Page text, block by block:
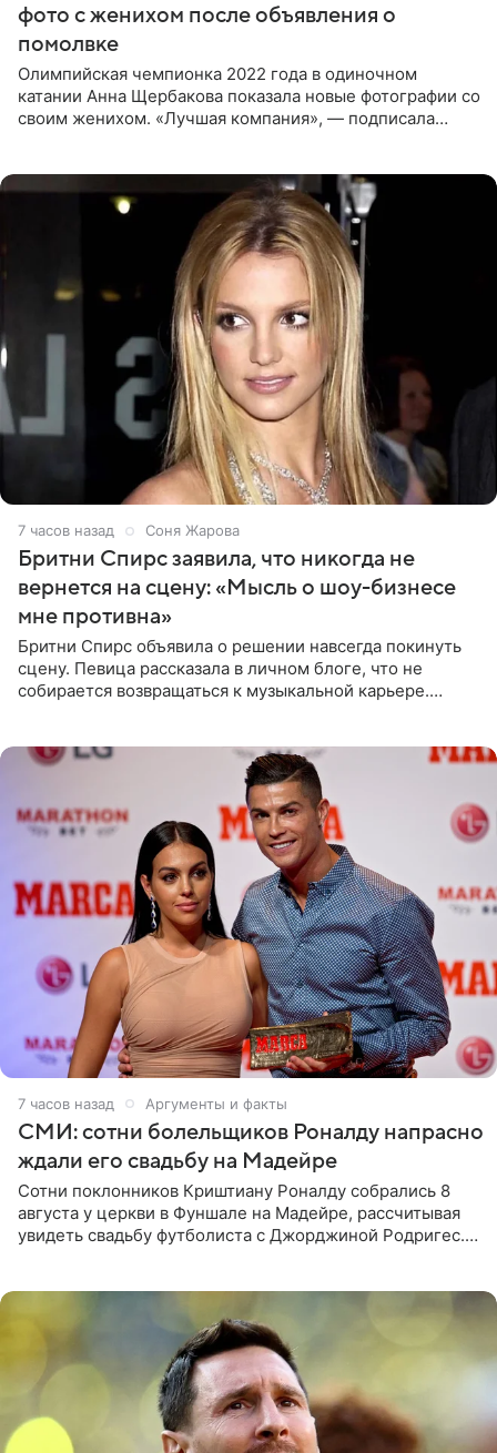
фото с женихом после объявления о
помолвке
Олимпийская чемпионка 2022 года в одиночном
катании Анна Щербакова показала новые фотографии со
своим женихом. «Лучшая компания», — подписала
7 часов назад Соня Жарова
Бритни Спирс заявила, что никогда не
вернется на сцену: «Мысль о шоу-бизнесе
мне противна»
Бритни Спирс объявила о решении навсегда покинуть
сцену. Певица рассказала в личном блоге, что не
собирается возвращаться к музыкальной карьере.
7 часов назад Аргументы и факты
СМИ: сотни болельщиков Роналду напрасно
ждали его свадьбу на Мадейре
Сотни поклонников Криштиану Роналду собрались 8
августа у церкви в Фуншале на Мадейре, рассчитывая
увидеть свадьбу футболиста с Джорджиной Родригес.